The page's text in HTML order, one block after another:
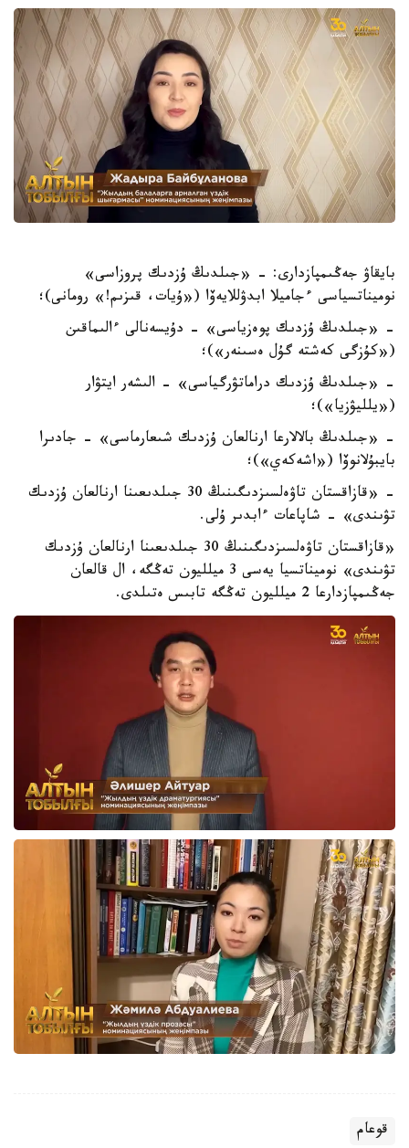
بايقاۋ جەڭىمپازدارى: - «جىلدىڭ ۇزدىك پروزاسى»
نوميناتسياسى ءجاميلا ابدۋللايەۆا («ۇيات، قىزىم!» رومانى)؛
- «جىلدىڭ ۇزدىك پوەزياسى» - دۇيسەنالى ءالىماقىن
(«كۇزگى كەشتە گۇل ەسىنەر»)؛
- «جىلدىڭ ۇزدىك دراماتۋرگياسى» - الىشەر ايتۋار
(«يلليۋزيا»)؛
- «جىلدىڭ بالالارعا ارنالعان ۇزدىك شىعارماسى» - جادىرا
بايبۇلانوۆا («اشەكەي»)؛
- «قازاقستان تاۋەلسىزدىگىنىڭ 30 جىلدىعىنا ارنالعان ۇزدىك
تۋىندى» - شاپاعات ءابدىر ۇلى.
«قازاقستان تاۋەلسىزدىگىنىڭ 30 جىلدىعىنا ارنالعان ۇزدىك
تۋىندى» نوميناتسيا يەسى 3 ميلليون تەڭگە، ال قالعان
جەڭىمپازدارعا 2 ميلليون تەڭگە تابىس ەتىلدى.
قوعام